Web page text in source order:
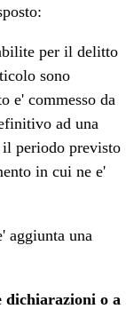
per il delitto
sono
e' commesso da
ad una
il periodo previsto
in cui ne e'
aggiunta una
dichiarazioni o a